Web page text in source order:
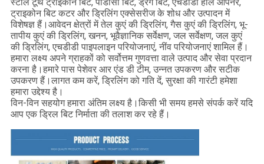
स्टील टूथ ट्राइकोन बिट, पीडीसी बिट, ड्रैग बिट, एचडीडी होल ओपनर,
ट्राइकोन बिट कटर और ड्रिलिंग एक्सेसरीज के शोध और उत्पादन में
विशेषज्ञ हैं।आवेदन क्षेत्रों में तेल कुएं की ड्रिलिंग, गैस कुएं की ड्रिलिंग, भू-
तापीय कुएं की ड्रिलिंग, खनन, भूवैज्ञानिक सर्वेक्षण, जल सर्वेक्षण, जल कुएं
की ड्रिलिंग, एचडीडी पाइपलाइन परियोजनाएं, नींव परियोजनाएं शामिल हैं।
हमारा लक्ष्य अपने ग्राहकों को सर्वोत्तम गुणवत्ता वाले उत्पाद और सेवा प्रदान
करना है।हमारे पास पेशेवर आर एंड डी टीम, उन्नत उपकरण और सटीक
उपकरण हैं।लागत कम करें, ड्रिलिंग को गति दें, सुरक्षा की गारंटी हमेशा
हमारा उद्देश्य है।
विन-विन सहयोग हमारा अंतिम लक्ष्य है।किसी भी समय हमसे संपर्क करें यदि
आप एक ड्रिल बिट निर्माता की तलाश कर रहे हैं।